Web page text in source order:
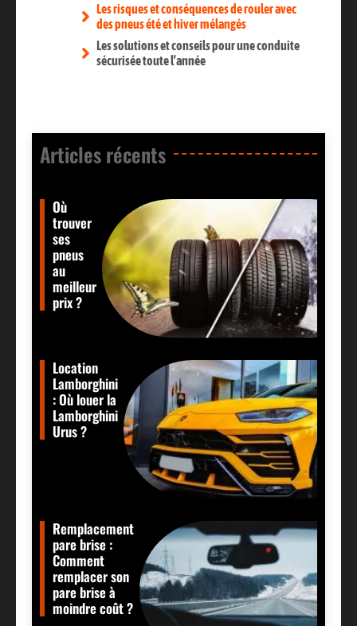
Les risques et conséquences de rouler avec
des pneus été et hiver mélangés
Les solutions et conseils pour une conduite
sécurisée toute l’année
Articles récents​
Où
trouver
ses
pneus
au
meilleur
prix ?
Location
Lamborghini
: Où louer la
Lamborghini
Urus ?
Remplacement
pare brise :
Comment
remplacer son
pare brise à
moindre coût ?